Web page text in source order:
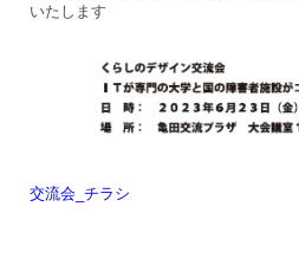
いたします
交流会_チラシ